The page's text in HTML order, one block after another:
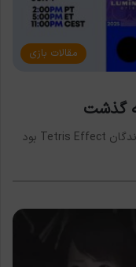
مقالات بازی
شروع مراسم با معرفی یک بازی موزیکال از سازندگان Tetris Effect بود